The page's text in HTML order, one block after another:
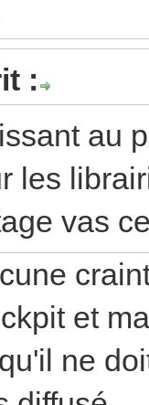
:
au
les
vas
et
ne